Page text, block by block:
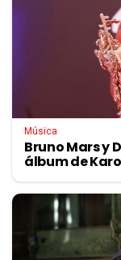
Música
Bruno Mars y
álbum de